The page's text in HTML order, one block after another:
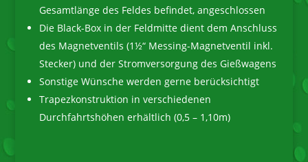
Gesamtlänge des Feldes befindet, angeschlossen
Die Black-Box in der Feldmitte dient dem Anschluss
des Magnetventils (1½“ Messing-Magnetventil inkl.
Stecker) und der Stromversorgung des Gießwagens
Sonstige Wünsche werden gerne berücksichtigt
Trapezkonstruktion in verschiedenen
Durchfahrtshöhen erhältlich (0,5 – 1,10m)